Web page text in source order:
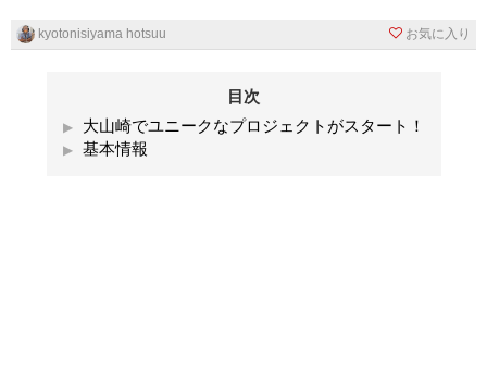
kyotonisiyama hotsuu お気に入り
目次
大山崎でユニークなプロジェクトがスタート！
基本情報